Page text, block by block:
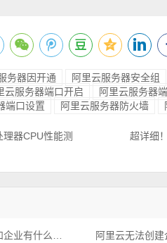
务器因开通 阿里云服务器安全组
云服务器端口开启 阿里云服务器
端口设置 阿里云服务器防火墙
器CPU性能测
超详细
阿里云企业安全组是什么？普通安全组和企业有什么区别？ 阿里云无法创建